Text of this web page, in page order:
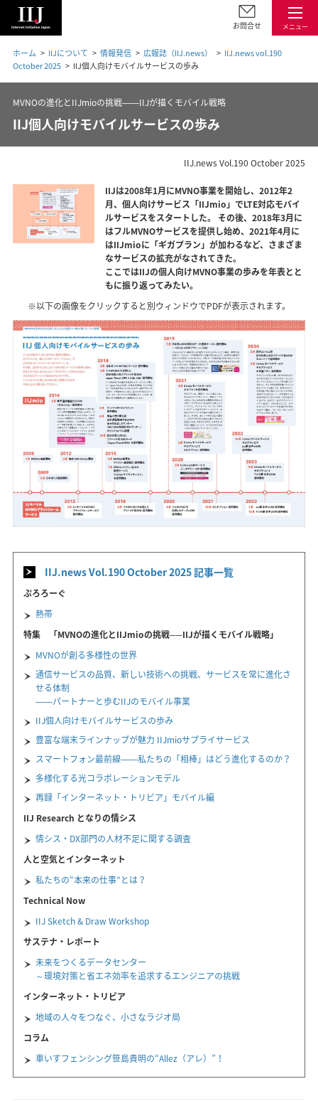
メニュー
お問合せ
ホーム IIJについて 情報発信 広報誌（IIJ.news）
IIJ.news vol.190
October 2025
IIJ個人向けモバイルサービスの歩み
MVNOの進化とIIJmioの挑戦――IIJが描くモバイル戦略
IIJ個人向けモバイルサービスの歩み
IIJ.news Vol.190 October 2025
IIJは2008年1月にMVNO事業を開始し、2012年2
月、個人向けサービス「IIJmio」でLTE対応モバイ
ルサービスをスタートした。 その後、2018年3月に
はフルMVNOサービスを提供し始め、2021年4月に
はIIJmioに「ギガプラン」が加わるなど、さまざま
なサービスの拡充がなされてきた。
ここではIIJの個人向けMVNO事業の歩みを年表とと
もに振り返ってみたい。
※以下の画像をクリックすると別ウィンドウでPDFが表示されます。
IIJ.news Vol.190 October 2025 記事一覧
ぷろろーぐ
熱帯
特集 「MVNOの進化とIIJmioの挑戦──IIJが描くモバイル戦略」
MVNOが創る多様性の世界
通信サービスの品質、新しい技術への挑戦、サービスを常に進化さ
せる体制
――パートナーと歩むIIJのモバイル事業
IIJ個人向けモバイルサービスの歩み
豊富な端末ラインナップが魅力 IIJmioサプライサービス
スマートフォン最前線――私たちの「相棒」はどう進化するのか？
多様化する光コラボレーションモデル
再録「インターネット・トリビア」モバイル編
IIJ Research となりの情シス
情シス・DX部門の人材不足に関する調査
人と空気とインターネット
私たちの“本来の仕事”とは？
Technical Now
IIJ Sketch & Draw Workshop
サステナ・レポート
未来をつくるデータセンター
～環境対策と省エネ効率を追求するエンジニアの挑戦
インターネット・トリビア
地域の人々をつなぐ、小さなラジオ局
コラム
車いすフェンシング笹島貴明の“Allez（アレ）”！